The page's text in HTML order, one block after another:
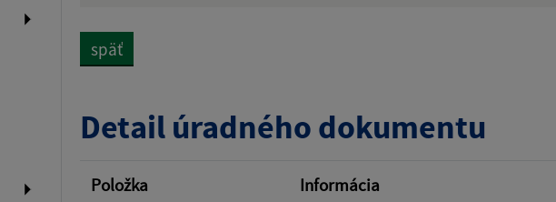
Filtrovať
späť
Detail úradného dokumentu
Položka Informácia